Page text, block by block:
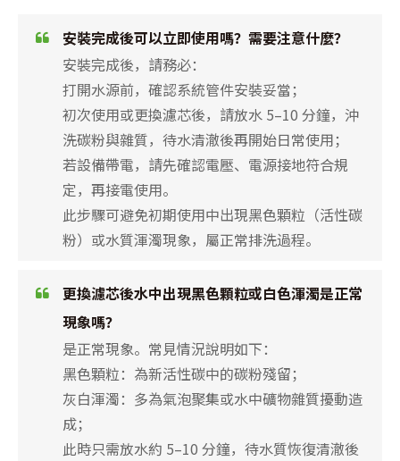
安裝完成後可以立即使用嗎？需要注意什麼？
安裝完成後，請務必：
打開水源前，確認系統管件安裝妥當；
初次使用或更換濾芯後，請放水 5–10 分鐘，沖
洗碳粉與雜質，待水清澈後再開始日常使用；
若設備帶電，請先確認電壓、電源接地符合規
定，再接電使用。
此步驟可避免初期使用中出現黑色顆粒（活性碳
粉）或水質渾濁現象，屬正常排洗過程。
更換濾芯後水中出現黑色顆粒或白色渾濁是正常
現象嗎？
是正常現象。常見情況說明如下：
黑色顆粒：為新活性碳中的碳粉殘留；
灰白渾濁：多為氣泡聚集或水中礦物雜質擾動造
成；
此時只需放水約 5–10 分鐘，待水質恢復清澈後